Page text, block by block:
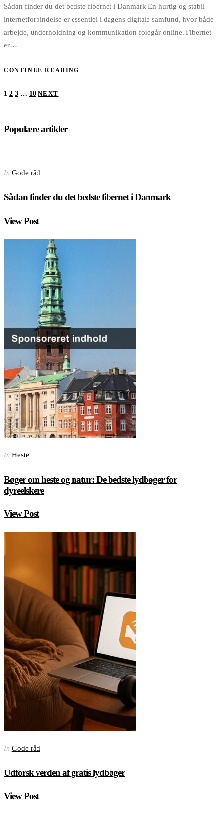
Sådan finder du det bedste fibernet i Danmark En hurtig og stabil
internetforbindelse er essentiel i dagens digitale samfund, hvor både
arbejde, underholdning og kommunikation foregår online. Fibernet
er…
CONTINUE READING
Posts
1 2 3 … 10 NEXT
Populære artikler
In Gode råd
Sådan finder du det bedste fibernet i Danmark
View Post
In Heste
Bøger om heste og natur: De bedste lydbøger for
dyreelskere
View Post
In Gode råd
Udforsk verden af gratis lydbøger
View Post